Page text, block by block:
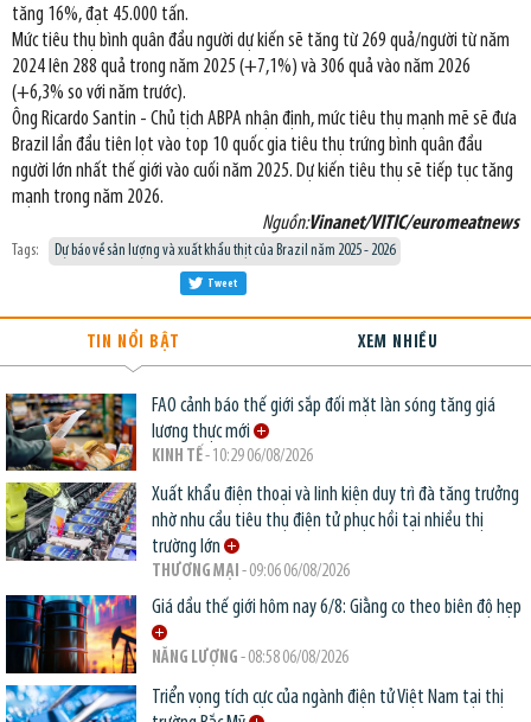
tăng 16%, đạt 45.000 tấn.
Mức tiêu thụ bình quân đầu người dự kiến sẽ tăng từ 269 quả/người từ năm
2024 lên 288 quả trong năm 2025 (+7,1%) và 306 quả vào năm 2026
(+6,3% so với năm trước).
Ông Ricardo Santin - Chủ tịch ABPA nhận định, mức tiêu thụ mạnh mẽ sẽ đưa
Brazil lần đầu tiên lọt vào top 10 quốc gia tiêu thụ trứng bình quân đầu
người lớn nhất thế giới vào cuối năm 2025. Dự kiến tiêu thụ sẽ tiếp tục tăng
mạnh trong năm 2026.
Nguồn:Vinanet/VITIC/euromeatnews
Tags: Dự báo về sản lượng và xuất khẩu thịt của Brazil năm 2025 - 2026
Tweet
TIN NỔI BẬT XEM NHIỀU
FAO cảnh báo thế giới sắp đối mặt làn sóng tăng giá
lương thực mới
KINH TẾ- 10:29 06/08/2026
Xuất khẩu điện thoại và linh kiện duy trì đà tăng trưởng
nhờ nhu cầu tiêu thụ điện tử phục hồi tại nhiều thị
trường lớn
THƯƠNG MẠI - 09:06 06/08/2026
Giá dầu thế giới hôm nay 6/8: Giằng co theo biên độ hẹp
NĂNG LƯỢNG - 08:58 06/08/2026
Triển vọng tích cực của ngành điện tử Việt Nam tại thị